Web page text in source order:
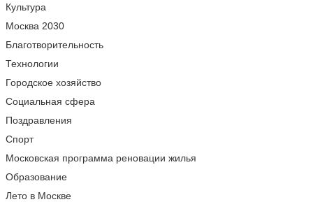
Культура
Москва 2030
Благотворительность
Технологии
Городское хозяйство
Социальная сфера
Поздравления
Спорт
Московская программа реновации жилья
Образование
Лето в Москве